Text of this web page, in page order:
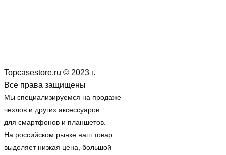
Topcasestore.ru © 2023 г.
Все права защищены
Мы специализируемся на продаже
чехлов и других аксессуаров
для смартфонов и планшетов.
На российском рынке наш товар
выделяет низкая цена, большой